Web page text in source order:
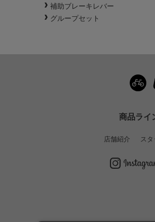
補助ブレーキレバー
グループセット
商品ライ
店舗紹介 ス